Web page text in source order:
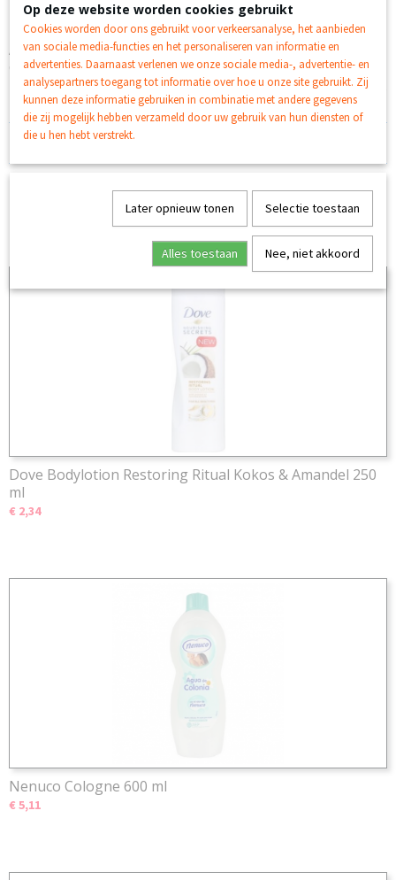
Ingrediënten
Aqua, Glycerin, Paraffinum Liquidum, Glyceryl Stearate SE,
Cetyl Alcohol, Dimeticone, Tocoperyl Acetate, Aloe
Barbadensis Gel, Parfum, Phenoxyethanol, Tetrasodium EDTA,
Methylisothiazolinone, Sodium Hydroxide
Reacties
Dove Bodylotion Restoring Ritual Kokos & Amandel 250
ml
€ 2,34
Nenuco Cologne 600 ml
€ 5,11
Op deze website worden cookies gebruikt
Cookies worden door ons gebruikt voor verkeersanalyse, het aanbieden
van sociale media-functies en het personaliseren van informatie en
advertenties. Daarnaast verlenen we onze sociale media-, advertentie- en
analysepartners toegang tot informatie over hoe u onze site gebruikt. Zij
kunnen deze informatie gebruiken in combinatie met andere gegevens
die zij mogelijk hebben verzameld door uw gebruik van hun diensten of
die u hen hebt verstrekt.
Later opnieuw tonen Selectie toestaan
Alles toestaan Nee, niet akkoord